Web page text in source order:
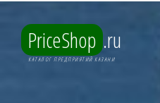
PriceShop .ru
КАТАЛОГ ПРЕДПРИЯТИЙ КАЗАНИ